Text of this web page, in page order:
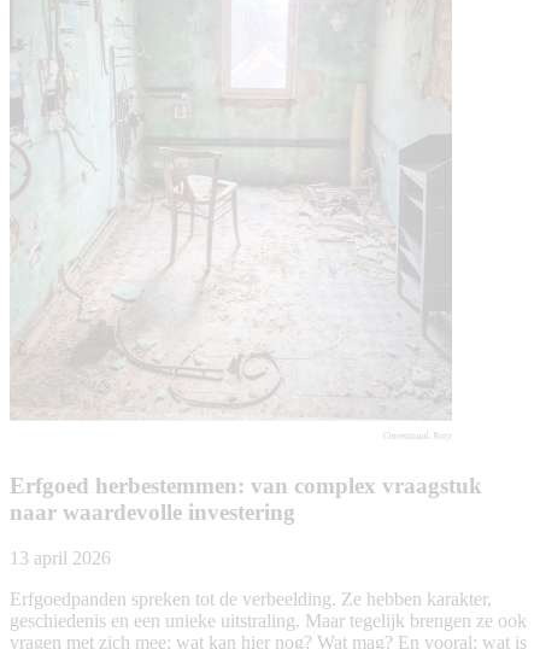
Erfgoed herbestemmen: van complex vraagstuk
naar waardevolle investering
13 april 2026
Erfgoedpanden spreken tot de verbeelding. Ze hebben karakter,
geschiedenis en een unieke uitstraling. Maar tegelijk brengen ze ook
vragen met zich mee: wat kan hier nog? Wat mag? En vooral: wat is